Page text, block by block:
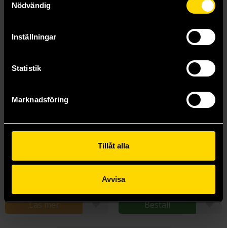
Nödvändig
Inställningar
Statistik
Marknadsföring
Tillåt alla
Avvisa
Hitoshi Iwaaki
Läs mer
Parasyte 8
Hitoshi Iwaaki
Beställ